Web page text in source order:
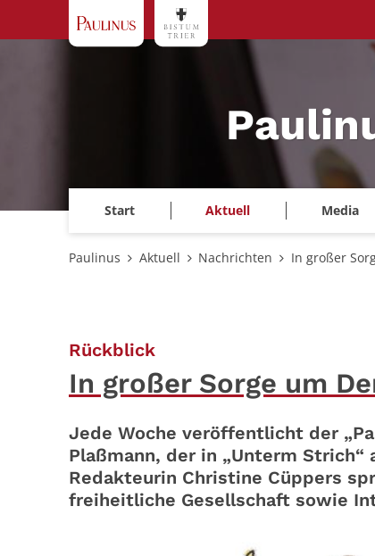
Start Aktuell Media
Paulinus Aktuell Nachrichten In großer
Rückblick:
In großer Sorge um
Jede Woche veröffentlicht der
Plaßmann, der in „Unterm
Redakteurin Christine Cüppers
freiheitliche Gesellschaft sowie